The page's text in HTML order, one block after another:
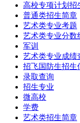
高校专项计划招
普通类招生简章
艺术类专业考题
艺术类专业分数
军训
艺术类专业成绩
招飞国防生招生
录取查询
招生专业
微高校
学费
艺术类招生简章